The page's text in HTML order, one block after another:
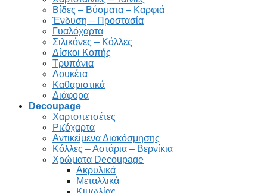
Βίδες – Βύσματα – Καρφιά
Ένδυση – Προστασία
Γυαλόχαρτα
Σιλικόνες – Κόλλες
Δίσκοι Κοπής
Τρυπάνια
Λουκέτα
Καθαριστικά
Διάφορα
Decoupage
Χαρτοπετσέτες
Ριζόχαρτα
Αντικείμενα Διακόσμησης
Κόλλες – Αστάρια – Βερνίκια
Χρώματα Decoupage
Ακρυλικά
Μεταλλικά